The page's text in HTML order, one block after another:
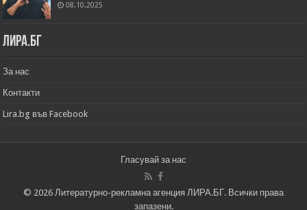
08.10.2025
Лира.бг
За нас
Контакти
Lira.bg във Facebook
Гласувай за нас
© 2026 Литературно-рекламна агенция ЛИРА.БГ. Всички права
запазени.